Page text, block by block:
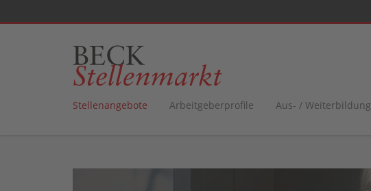
Stellenangebote Arbeitgeberprofile Aus- / Weiterbildung